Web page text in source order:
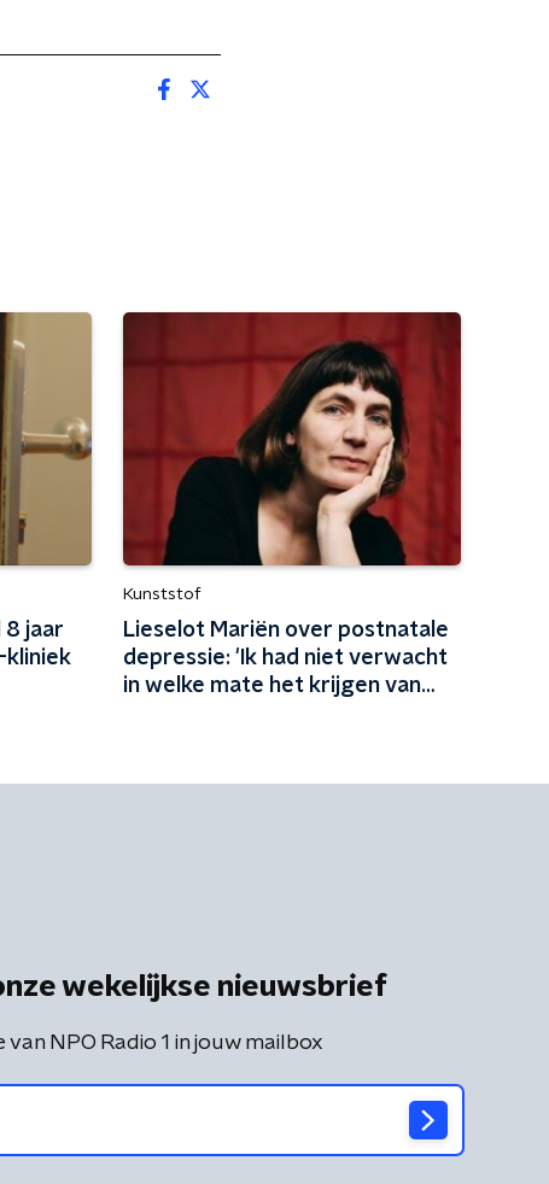
8 jaar
kliniek
Kunststof
Lieselot Mariën over postnatale
depressie: 'Ik had niet verwacht
in welke mate het krijgen van
wekelijkse nieuwsbrief
NPO Radio 1 in jouw mailbox